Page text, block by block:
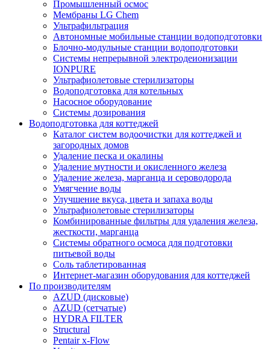
Промышленный осмос
Мембраны LG Chem
Ультрафильтрация
Автономные мобильные станции водоподготовки
Блочно-модульные станции водоподготовки
Системы непрерывной электродеионизации
IONPURE
Ультрафиолетовые стерилизаторы
Водоподготовка для котельных
Насосное оборудование
Системы дозирования
Водоподготовка для коттеджей
Каталог систем водоочистки для коттеджей и
загородных домов
Удаление песка и окалины
Удаление мутности и окисленного железа
Удаление железа, марганца и сероводорода
Умягчение воды
Улучшение вкуса, цвета и запаха воды
Ультрафиолетовые стерилизаторы
Комбинированные фильтры для удаления железа,
жесткости, марганца
Системы обратного осмоса для подготовки
питьевой воды
Соль таблетированная
Интернет-магазин оборудования для коттеджей
По производителям
AZUD (дисковые)
AZUD (сетчатые)
HYDRA FILTER
Structural
Pentair x-Flow